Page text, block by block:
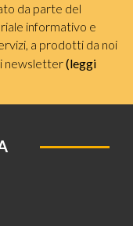
da parte del
informativo e
a prodotti da noi
newsletter(leggi